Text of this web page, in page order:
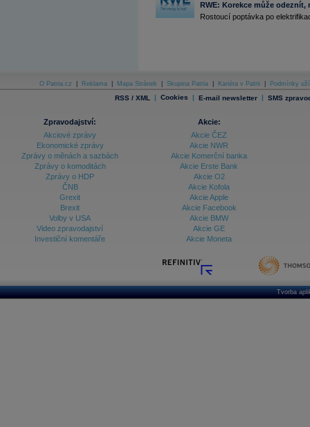
DATA EXPORT
Databanka - Akcie
Databanka - Ekonomický růst
Databanka - Indexy
Databanka - Měnové kurzy
Databanka - Trh práce
Databanka - Úrokové sazby
Databanka - Veřejné rozpočty
Databanka akcie - Svět
RWE: Korekce může
Rostoucí poptávka po
O Patria.cz Reklama Mapa Stránek Skupina Patria Kariéra v Patrii Podmínky
RSS / XML | Cookies | E-mail newsletter | SMS
Zpravodajství:
Akciové zprávy
Ekonomické zprávy
Zprávy o měnách a sazbách
Zprávy o komoditách
Zprávy o HDP
ČNB
Grexit
Brexit
Volby v USA
Video zpravodajství
Investiční komentáře
Akcie:
Akcie ČEZ
Akcie NWR
Akcie Komerční banka
Akcie Erste Bank
Akcie O2
Akcie Kofola
Akcie Apple
Akcie Facebook
Akcie BMW
Akcie GE
Akcie Moneta
Tvorba